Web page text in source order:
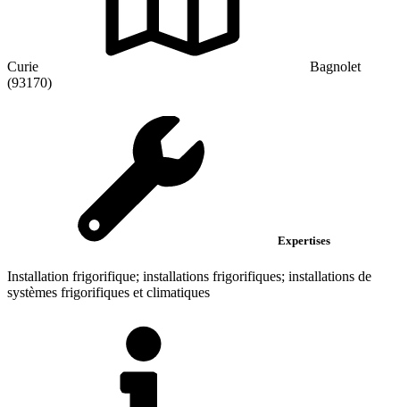
Curie
Bagnolet
(93170)
Expertises
Installation frigorifique; installations frigorifiques; installations de
systèmes frigorifiques et climatiques